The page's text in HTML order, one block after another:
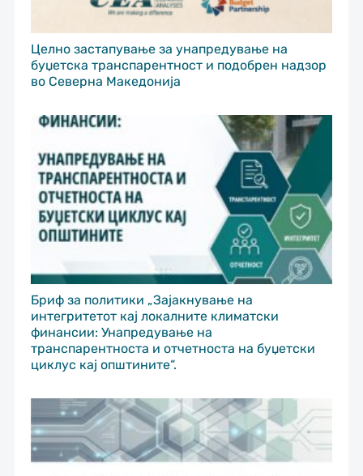
Целно застапување за унапредување на
буџетска транспарентност и подобрен надзор
во Северна Македонија
Бриф за политики „Зајакнување на
интегритетот кај локалните климатски
финансии: Унапредување на
транспарентноста и отчетноста на буџетски
циклус кај општините“.